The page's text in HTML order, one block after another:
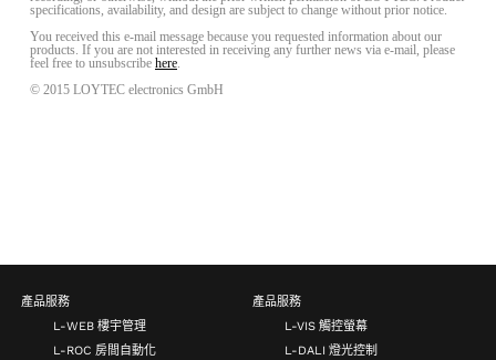
產品服務
L-WEB 樓宇管理
L-ROC 房間自動化
產品服務
L-VIS 觸控螢幕
L-DALI 燈光控制